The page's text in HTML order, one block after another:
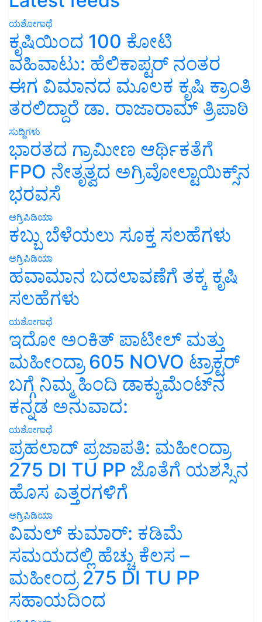
ಯಶೋಗಾಥೆ
ಕೃಷಿಯಿಂದ 100 ಕೋಟಿ
ವಹಿವಾಟು: ಹೆಲಿಕಾಪ್ಟರ್ ನಂತರ
ಈಗ ವಿಮಾನದ ಮೂಲಕ ಕೃಷಿ ಕ್ರಾಂತಿ
ತರಲಿದ್ದಾರೆ ಡಾ. ರಾಜಾರಾಮ್ ತ್ರಿಪಾಠಿ
ಸುದ್ದಿಗಳು
ಭಾರತದ ಗ್ರಾಮೀಣ ಆರ್ಥಿಕತೆಗೆ
FPO ನೇತೃತ್ವದ ಅಗ್ರಿವೋಲ್ಟಾಯಿಕ್ಸ್‌ನ
ಭರವಸೆ
ಅಗ್ರಿಪಿಡಿಯಾ
ಕಬ್ಬು ಬೆಳೆಯಲು ಸೂಕ್ತ ಸಲಹೆಗಳು
ಅಗ್ರಿಪಿಡಿಯಾ
ಹವಾಮಾನ ಬದಲಾವಣೆಗೆ ತಕ್ಕ ಕೃಷಿ
ಸಲಹೆಗಳು
ಯಶೋಗಾಥೆ
ಇದೋ ಅಂಕಿತ್ ಪಾಟೀಲ್ ಮತ್ತು
ಮಹೀಂದ್ರಾ 605 NOVO ಟ್ರಾಕ್ಟರ್
ಬಗ್ಗೆ ನಿಮ್ಮ ಹಿಂದಿ ಡಾಕ್ಯುಮೆಂಟ್‌ನ
ಕನ್ನಡ ಅನುವಾದ:
ಯಶೋಗಾಥೆ
ಪ್ರಹಲಾದ್ ಪ್ರಜಾಪತಿ: ಮಹೀಂದ್ರಾ
275 DI TU PP ಜೊತೆಗೆ ಯಶಸ್ಸಿನ
ಹೊಸ ಎತ್ತರಗಳಿಗೆ
ಅಗ್ರಿಪಿಡಿಯಾ
ವಿಮಲ್ ಕುಮಾರ್: ಕಡಿಮೆ
ಸಮಯದಲ್ಲಿ ಹೆಚ್ಚು ಕೆಲಸ –
ಮಹೀಂದ್ರ 275 DI TU PP
ಸಹಾಯದಿಂದ